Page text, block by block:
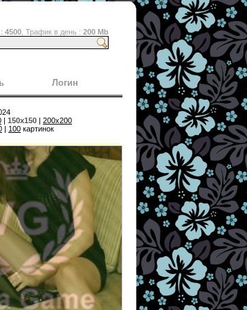
4500 , Трафик в день : 200 Mb
Логин
| 150x150 | 200x200
| 100 картинок